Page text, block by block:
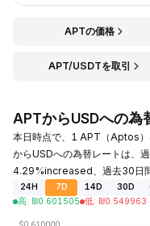
APTの価格
APT/USDTを取引
APTからUSDへの為
本日時点で、1 APT（Aptos
からUSDへの為替レートは、
4.29%increased、過去30日
24H 7D 14D 30D
高: ₪0.601505 低: ₪0.549963